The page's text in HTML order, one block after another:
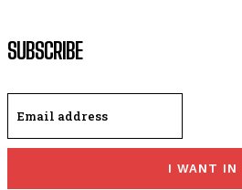
SUBSCRIBE
I WANT IN